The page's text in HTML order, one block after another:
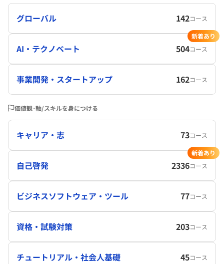
グローバル 142コース
AI・テクノベート 504コース
新着あり
事業開発・スタートアップ 162コース
価値観･軸/スキルを身につける
キャリア・志 73コース
自己啓発 2336コース
新着あり
ビジネスソフトウェア・ツール 77コース
資格・試験対策 203コース
チュートリアル・社会人基礎 45コース